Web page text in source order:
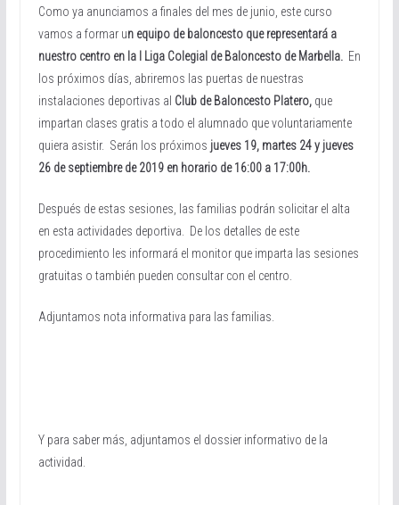
Como ya anunciamos a finales del mes de junio, este curso
vamos a formar un equipo de baloncesto que representará a
nuestro centro en la I Liga Colegial de Baloncesto de Marbella.En
los próximos días, abriremos las puertas de nuestras
instalaciones deportivas al Club de Baloncesto Platero, que
impartan clases gratis a todo el alumnado que voluntariamente
quiera asistir. Serán los próximos jueves 19, martes 24 y jueves
26 de septiembre de 2019 en horario de 16:00 a 17:00h.
Después de estas sesiones, las familias podrán solicitar el alta
en esta actividades deportiva. De los detalles de este
procedimiento les informará el monitor que imparta las sesiones
gratuitas o también pueden consultar con el centro.
Adjuntamos nota informativa para las familias.
Y para saber más, adjuntamos el dossier informativo de la
actividad.